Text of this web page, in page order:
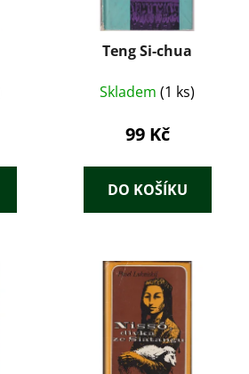
Teng Si-chua
Skladem (1 ks)
99 Kč
DO KOŠÍKU